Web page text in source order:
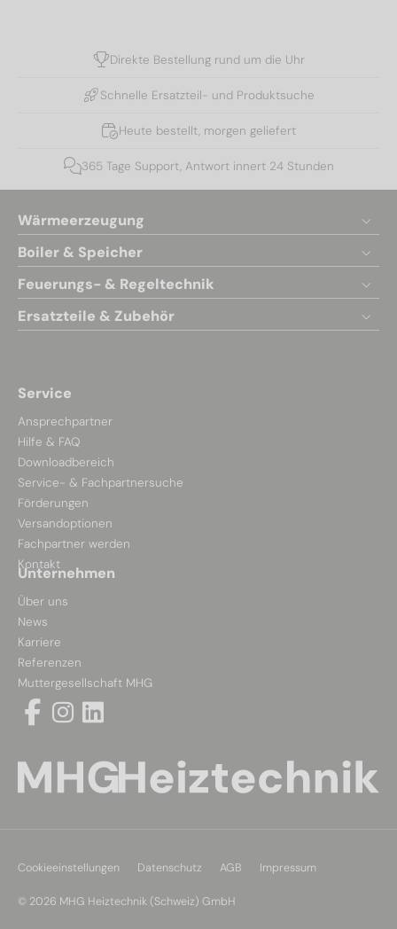
Direkte Bestellung rund um die Uhr
Schnelle Ersatzteil- und Produktsuche
Heute bestellt, morgen geliefert
365 Tage Support, Antwort innert 24 Stunden
Wärmeerzeugung
Boiler & Speicher
Feuerungs- & Regeltechnik
Ersatzteile & Zubehör
Service
Ansprechpartner
Hilfe & FAQ
Downloadbereich
Service- & Fachpartnersuche
Förderungen
Versandoptionen
Fachpartner werden
Kontakt
Unternehmen
Über uns
News
Karriere
Referenzen
Muttergesellschaft MHG
Cookieeinstellungen Datenschutz AGB Impressum
© 2026 MHG Heiztechnik (Schweiz) GmbH